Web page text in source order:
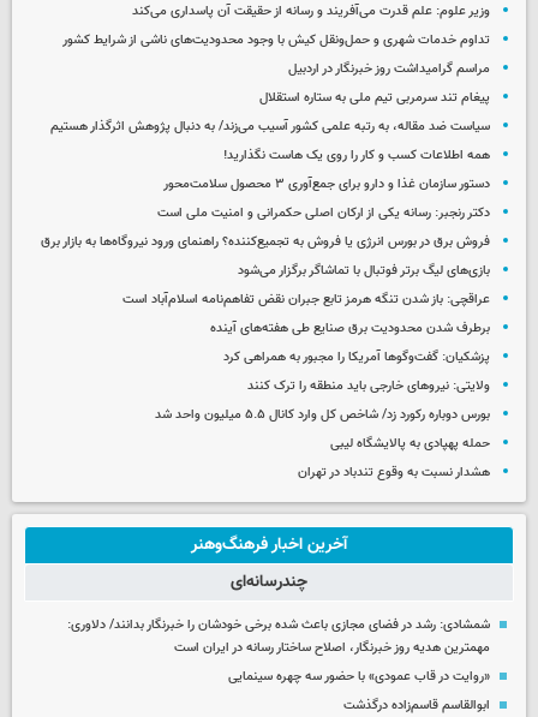
وزیر علوم: علم قدرت می‌آفریند و رسانه از حقیقت آن پاسداری می‌کند
تداوم خدمات شهری و حمل‌ونقل کیش با وجود محدودیت‌های ناشی از شرایط کشور
مراسم گرامیداشت روز خبرنگار در اردبیل
پیغام تند سرمربی تیم ملی به ستاره استقلال
سیاست ضد مقاله، به رتبه علمی کشور آسیب می‌زند/ به دنبال پژوهش اثرگذار هستیم
همه اطلاعات کسب‌ و کار را روی یک هاست نگذارید!
دستور سازمان غذا و دارو برای جمع‌آوری ۳ محصول سلامت‌محور
دکتر رنجبر: رسانه یکی از ارکان اصلی حکمرانی و امنیت ملی است
فروش برق در بورس انرژی یا فروش به تجمیع‌کننده؟ راهنمای ورود نیروگاه‌ها به بازار برق
بازی‌های لیگ برتر فوتبال با تماشاگر برگزار می‌شود
عراقچی: باز شدن تنگه هرمز تابع جبران نقض تفاهم‌نامه اسلام‌آباد است
برطرف شدن محدودیت‌ برق صنایع طی هفته‌های آینده
پزشکیان: گفت‌وگوها آمریکا را مجبور به همراهی کرد
ولایتی: نیروهای خارجی باید منطقه را ترک کنند
بورس دوباره رکورد زد/ شاخص کل وارد کانال ۵.۵ میلیون واحد شد
حمله پهپادی به پالایشگاه لیبی
هشدار نسبت به وقوع تندباد در تهران
آخرین اخبار فرهنگ‌وهنر
چندرسانه‌ای
شمشادی: رشد در فضای مجازی باعث شده برخی خودشان را خبرنگار بدانند/ دلاوری:
مهمترین هدیه‌ روز خبرنگار، اصلاح ساختار رسانه در ایران است
«روایت در قاب عمودی» با حضور سه چهره سینمایی
ابوالقاسم قاسم‌زاده درگذشت